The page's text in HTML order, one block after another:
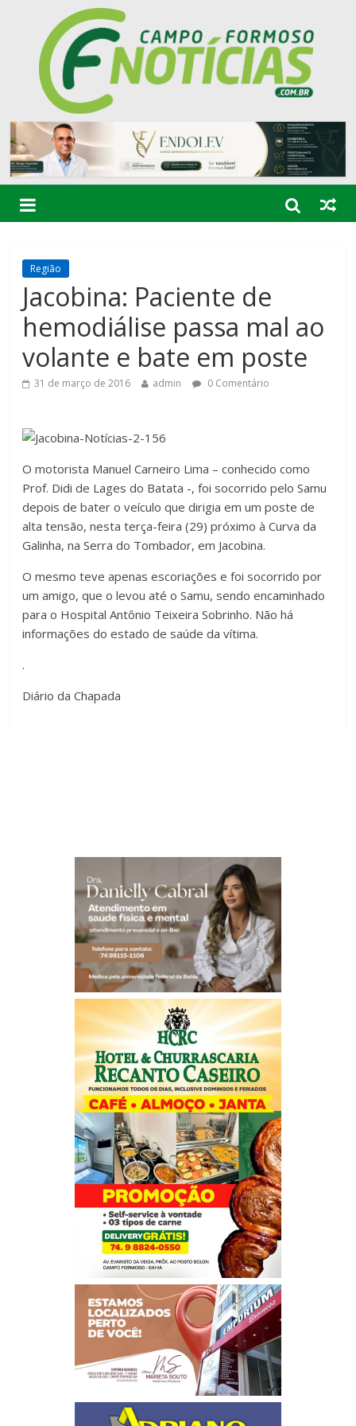
Região
Jacobina: Paciente de
hemodiálise passa mal ao
volante e bate em poste
31 de março de 2016 admin 0 Comentário
O motorista Manuel Carneiro Lima – conhecido como
Prof. Didi de Lages do Batata -, foi socorrido pelo Samu
depois de bater o veículo que dirigia em um poste de
alta tensão, nesta terça-feira (29) próximo à Curva da
Galinha, na Serra do Tombador, em Jacobina.
O mesmo teve apenas escoriações e foi socorrido por
um amigo, que o levou até o Samu, sendo encaminhado
para o Hospital Antônio Teixeira Sobrinho. Não há
informações do estado de saúde da vítima.
.
Diário da Chapada